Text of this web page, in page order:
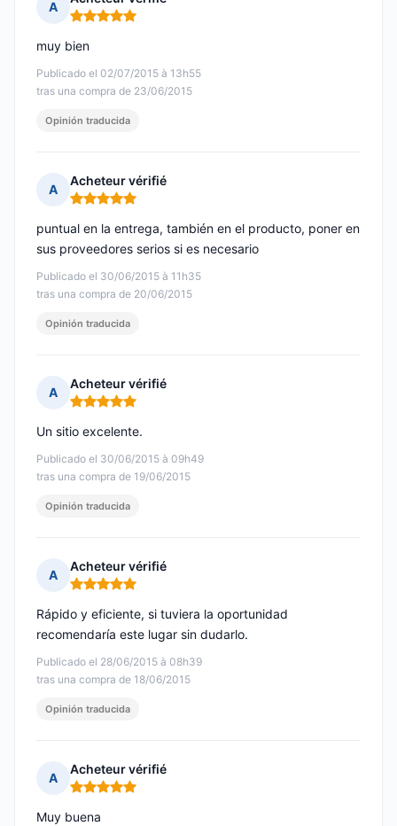
A
Nota: 5 de 5
Publicado el 02/07/2015 à 13h55
tras una compra de 23/06/2015
muy bien
Opinión traducida
A
Acheteur vérifié
Nota: 5 de 5
Publicado el 30/06/2015 à 11h35
tras una compra de 20/06/2015
puntual en la entrega, también en el producto, poner en
sus proveedores serios si es necesario
Opinión traducida
A
Acheteur vérifié
Nota: 5 de 5
Publicado el 30/06/2015 à 09h49
tras una compra de 19/06/2015
Un sitio excelente.
Opinión traducida
A
Acheteur vérifié
Nota: 5 de 5
Publicado el 28/06/2015 à 08h39
tras una compra de 18/06/2015
Rápido y eficiente, si tuviera la oportunidad
recomendaría este lugar sin dudarlo.
Opinión traducida
A
Acheteur vérifié
Nota: 5 de 5
Muy buena